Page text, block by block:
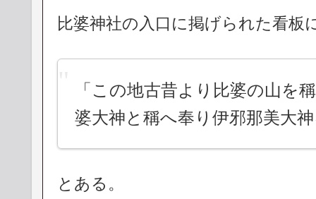
比婆神社の入口に掲げられた看板
「この地古昔より比婆の山を
婆大神と稱へ奉り伊邪那美大
とある。